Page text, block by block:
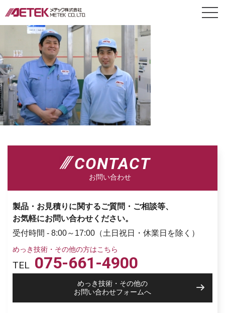
CONTACT
お問い合わせ
製品・お見積りに関するご質問・ご相談等、
お気軽にお問い合わせください。
受付時間 - 8:00～17:00（土日祝日・休業日を除く）
めっき技術・その他の方はこちら
TEL 075-661-4900
めっき技術・その他の
お問い合わせフォームへ